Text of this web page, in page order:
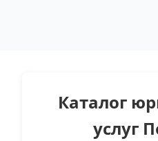
Каталог
услуг